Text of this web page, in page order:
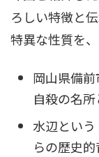
ろしい特徴と
特異な性質を
岡山県備
自殺の名所
水辺とい
らの歴史